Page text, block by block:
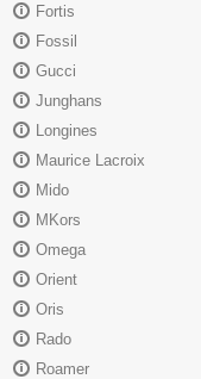
Fortis
Fossil
Gucci
Junghans
Longines
Maurice Lacroix
Mido
MKors
Omega
Orient
Oris
Rado
Roamer